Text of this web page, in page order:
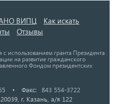
ВИПЦ
Как искать
Отзывы
с использованием гранта Президента
на развитие гражданского
Фондом президентских
• Факс:
843 554-3722
г. Казань, а/я 122